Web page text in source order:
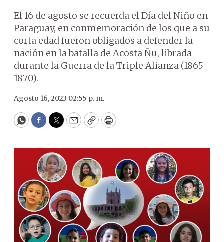
El 16 de agosto se recuerda el Día del Niño en
Paraguay, en conmemoración de los que a su
corta edad fueron obligados a defender la
nación en la batalla de Acosta Ñu, librada
durante la Guerra de la Triple Alianza (1865-
1870).
Agosto 16, 2023 02:55 p. m.
WhatsApp
Facebook
Twitter
EmailCopyPrint